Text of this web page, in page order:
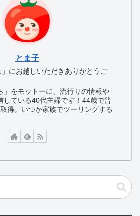
とま子
にお越しいただきありがとうご
」をモットーに、流行りの情報や
している40代主婦です！44歳で普
得。いつか家族でツーリングする